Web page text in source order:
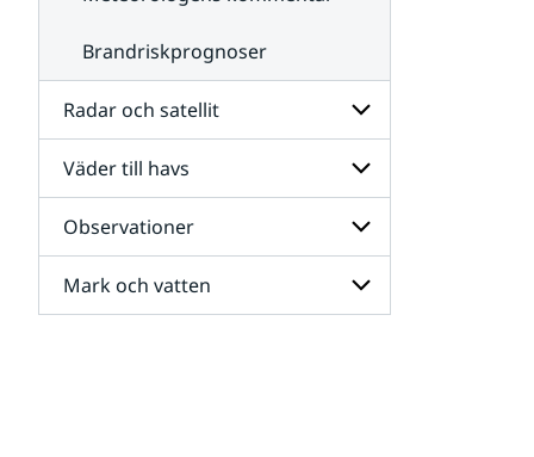
Brandriskprognoser
Radar och satellit
Undersidor
för
Radar
och
satellit
Väder till havs
Undersidor
för
Väder
till
havs
Observationer
Undersidor
för
Mark och vatten